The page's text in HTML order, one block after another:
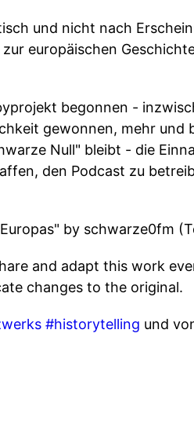
und nicht nach
europäischen
begonnen -
gewonnen, mehr und
Null" bleibt - die
den Podcast zu
by schwarze0fm
and adapt this work
changes to the original.
#historytelling und